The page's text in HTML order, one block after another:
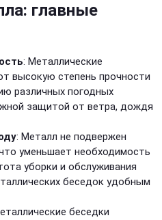
главные
: Металлические
высокую степень прочности
различных погодных
защитой от ветра, дождя
: Металл не подвержен
уменьшает необходимость
уборки и обслуживания
беседок удобным
беседки